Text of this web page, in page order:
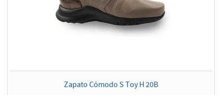
Zapato Cómodo S Toy H 20B